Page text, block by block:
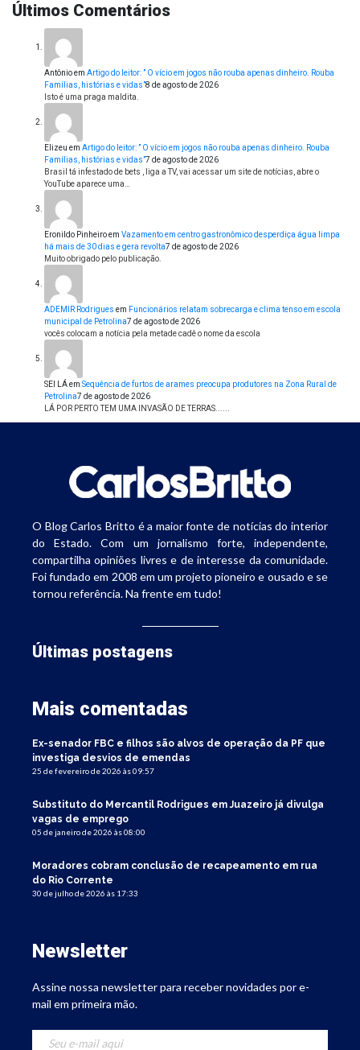
Últimos Comentários
Antônioem Artigo do leitor: ” O vício em jogos não rouba apenas dinheiro. Rouba
Famílias, histórias e vidas”8 de agosto de 2026
Isto é uma praga maldita.
Elizeu em Artigo do leitor: ” O vício em jogos não rouba apenas dinheiro. Rouba
Famílias, histórias e vidas”7 de agosto de 2026
Brasil tá infestado de bets , liga a TV, vai acessar um site de notícias, abre o
YouTube aparece uma…
Eronildo Pinheiroem Vazamento em centro gastronômico desperdiça água limpa
há mais de 30 dias e gera revolta7 de agosto de 2026
Muito obrigado pelo publicação.
ADEMIR Rodrigues em Funcionários relatam sobrecarga e clima tenso em escola
municipal de Petrolina7 de agosto de 2026
vocês colocam a notícia pela metade cadê o nome da escola
SEI LÁem Sequência de furtos de arames preocupa produtores na Zona Rural de
Petrolina7 de agosto de 2026
LÁ POR PERTO TEM UMA INVASÃO DE TERRAS......
O Blog Carlos Britto é a maior fonte de notícias do interior
do Estado. Com um jornalismo forte, independente,
compartilha opiniões livres e de interesse da comunidade.
Foi fundado em 2008 em um projeto pioneiro e ousado e se
tornou referência. Na frente em tudo!
Últimas postagens
Mais comentadas
Ex-senador FBC e filhos são alvos de operação da PF que
investiga desvios de emendas
25 de fevereiro de 2026 às 09:57
Substituto do Mercantil Rodrigues em Juazeiro já divulga
vagas de emprego
05 de janeiro de 2026 às 08:00
Moradores cobram conclusão de recapeamento em rua
do Rio Corrente
30 de julho de 2026 às 17:33
Newsletter
Assine nossa newsletter para receber novidades por e-
mail em primeira mão.